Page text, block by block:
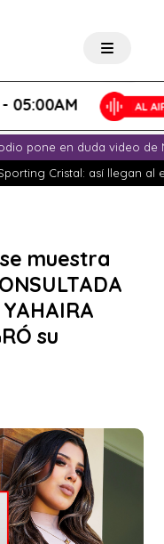
pone en duda video de
Cristal: así llegan al
muestra
su